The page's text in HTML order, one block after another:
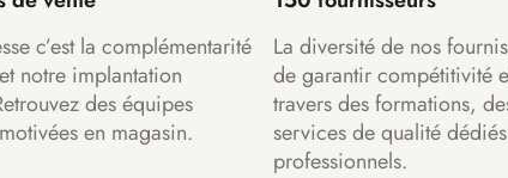
c’est la complémentarité
notre implantation
des équipes
en magasin.
La diversité de nos
de garantir compétitivité
travers des formations,
services de qualité
professionnels.